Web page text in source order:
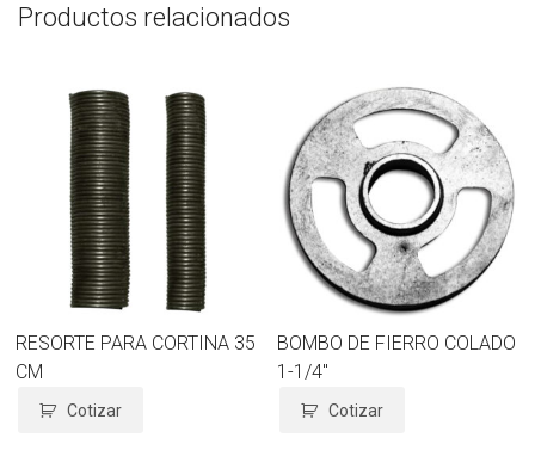
Productos relacionados
RESORTE PARA CORTINA 35
CM
Cotizar
BOMBO DE FIERRO COLADO
1-1/4″
Cotizar